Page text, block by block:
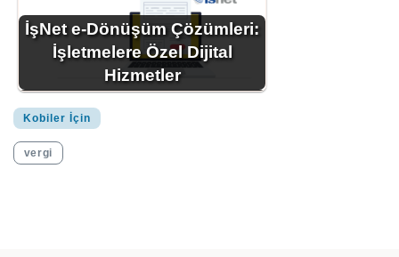
İşNet e-Dönüşüm Çözümleri:
İşletmelere Özel Dijital
Hizmetler
Kobiler İçin
vergi